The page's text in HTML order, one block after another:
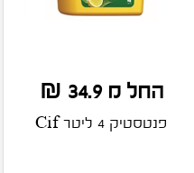
החל מ 34.9 ₪
פנטסטיק 4 ליטר Cif